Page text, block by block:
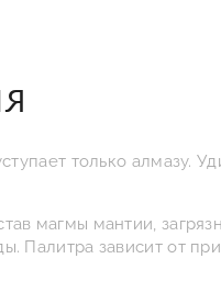
только алмазу.
магмы мантии,
Палитра зависит от